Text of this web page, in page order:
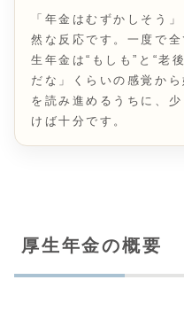
「年金はむずかしそう
然な反応です。一度で
生年金は“もしも”と“老
だな」くらいの感覚か
を読み進めるうちに、
けば十分です。
厚生年金の概要